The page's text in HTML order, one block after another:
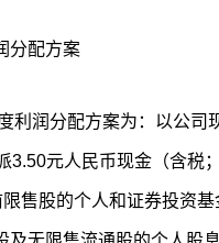
分配方案
利润分配方案为：以公司
3.50元人民币现金（含税
售股的个人和证券投资